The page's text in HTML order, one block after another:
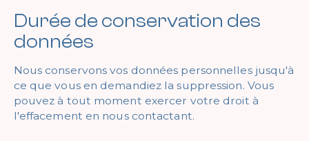
Durée de conservation des
données
Nous conservons vos données personnelles jusqu'à
ce que vous en demandiez la suppression. Vous
pouvez à tout moment exercer votre droit à
l'effacement en nous contactant.